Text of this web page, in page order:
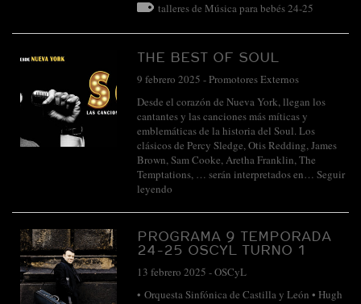
talleres de Música para bebés 24-25
THE BEST OF SOUL
9 febrero 2025 -Promotores Externos
Desde el corazón de Nueva York, llegan los
cantantes y las canciones más míticas y
emblemáticas de la historia del Soul. Los
clásicos de Percy Sledge, Otis Redding, James
Brown, Sam Cooke, Aretha Franklin, The
Temptations, … serán interpretados en… Seguir
leyendo
PROGRAMA 9 TEMPORADA
24-25 OSCYL TURNO 1
13 febrero 2025 -OSCyL
• Orquesta Sinfónica de Castilla y León • Hugh